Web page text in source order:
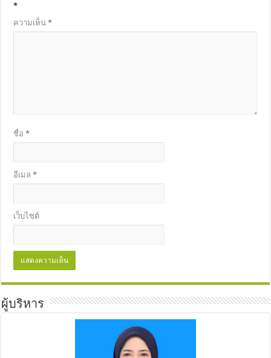
*
ความเห็น*
ชื่อ*
อีเมล*
เว็บไซต์
ผู้บริหาร